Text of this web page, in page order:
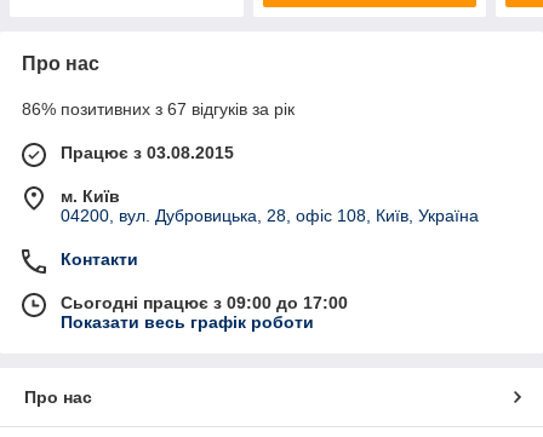
Про нас
86% позитивних з 67 відгуків за рік
Працює з 03.08.2015
м. Київ
04200, вул. Дубровицька, 28, офіс 108, Київ, Україна
Контакти
Сьогодні працює з 09:00 до 17:00
Показати весь графік роботи
Про нас